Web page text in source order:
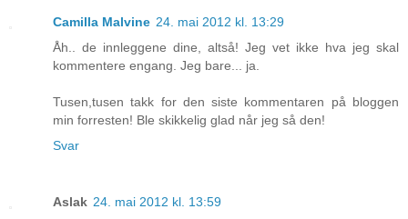
Camilla Malvine 24. mai 2012 kl. 13:29
Åh.. de innleggene dine, altså! Jeg vet ikke hva jeg skal
kommentere engang. Jeg bare... ja.
Tusen,tusen takk for den siste kommentaren på bloggen
min forresten! Ble skikkelig glad når jeg så den!
Svar
Aslak 24. mai 2012 kl. 13:59